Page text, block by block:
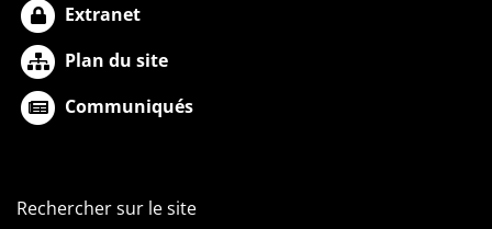
Extranet
Plan du site
Communiqués
Rechercher sur le site